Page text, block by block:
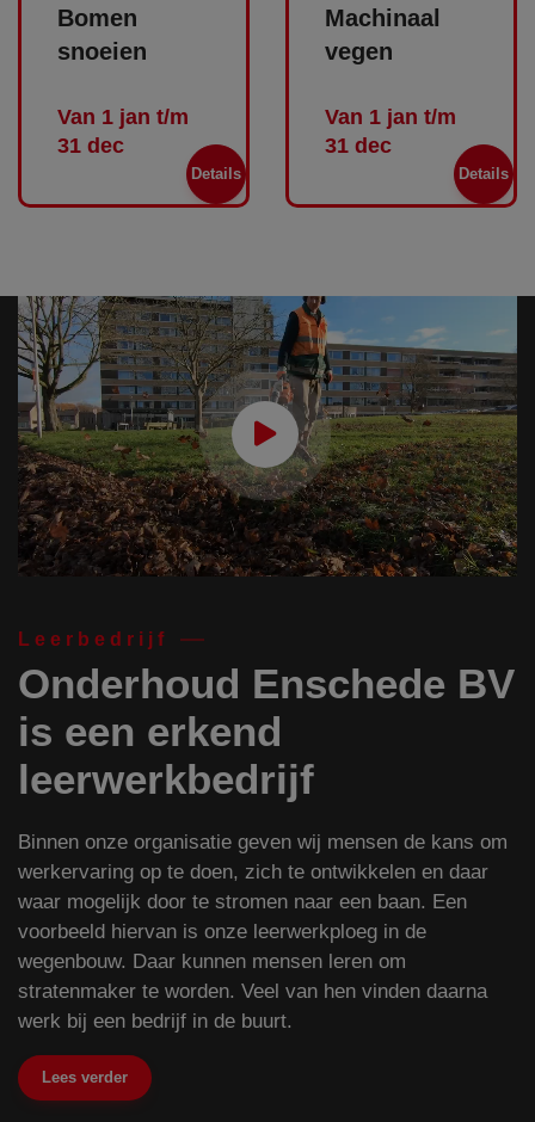
Bomen
snoeien
Van 1 jan t/m
31 dec
Details
Machinaal
vegen
Van 1 jan t/m
31 dec
Details
Leerbedrijf
Onderhoud Enschede BV
is een erkend
leerwerkbedrijf
Binnen onze organisatie geven wij mensen de kans om
werkervaring op te doen, zich te ontwikkelen en daar
waar mogelijk door te stromen naar een baan. Een
voorbeeld hiervan is onze leerwerkploeg in de
wegenbouw. Daar kunnen mensen leren om
stratenmaker te worden. Veel van hen vinden daarna
werk bij een bedrijf in de buurt.
Lees verder